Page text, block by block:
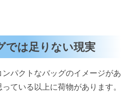
では足りない現実
パクトなバッグのイメージがあ
ている以上に荷物があります。